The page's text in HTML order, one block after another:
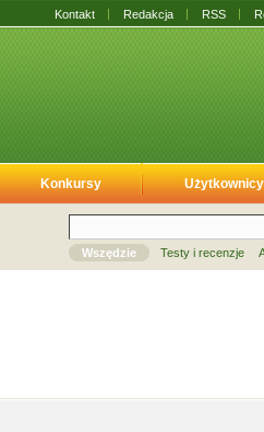
Kontakt Redakcja RSS
Konkursy Użytkownicy
Wszędzie Testy i recenzje